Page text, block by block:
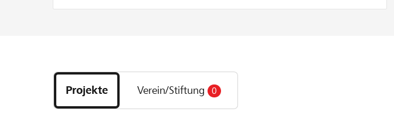
entweder 10 % vom Mindestbetrag erreicht sind ODER der
maximale Zustupf aus dem Spendentopf von CHF 1000 pro Projekt
Projekte
und
Organisationen
Projekte Verein/Stiftung 0